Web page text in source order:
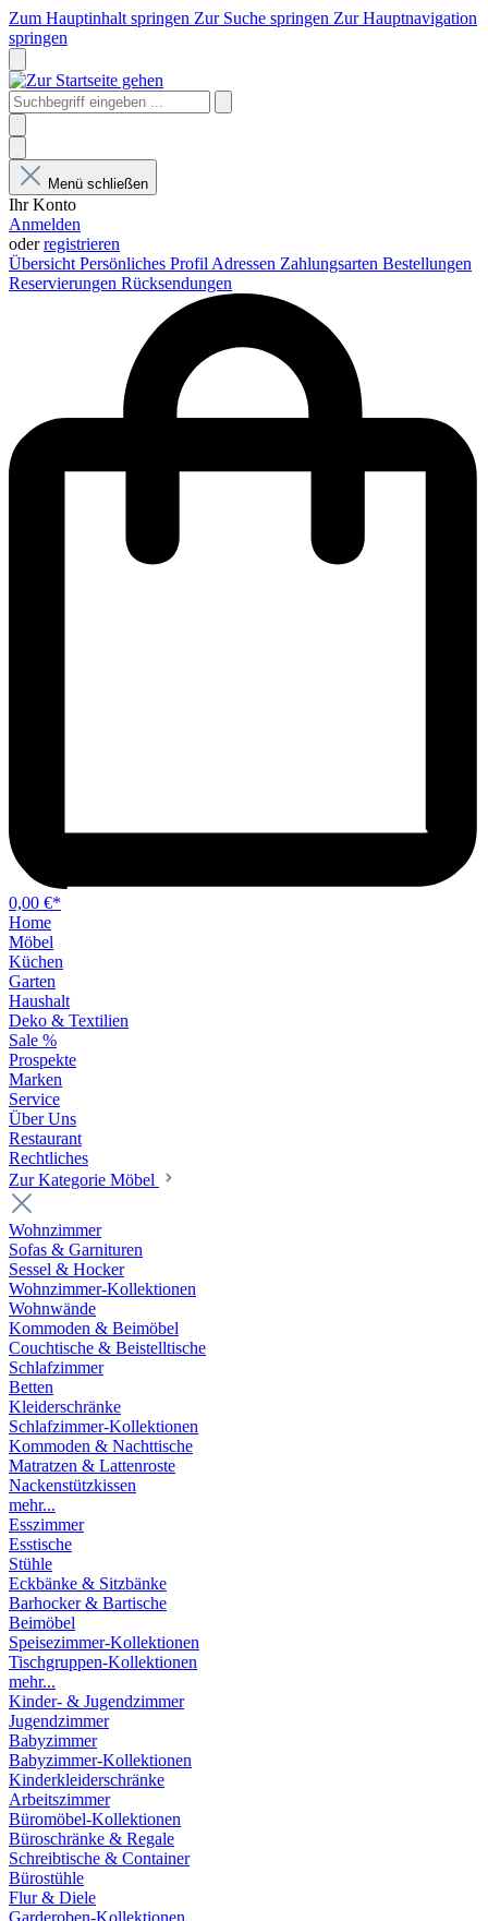
Zum Hauptinhalt springen Zur Suche springen Zur Hauptnavigation
springen
Menü schließen
Ihr Konto
Anmelden
oderregistrieren
Übersicht Persönliches Profil Adressen Zahlungsarten Bestellungen
Reservierungen Rücksendungen
0,00 €*
Home
Möbel
Küchen
Garten
Haushalt
Deko & Textilien
Sale %
Prospekte
Marken
Service
Über Uns
Restaurant
Rechtliches
Zur Kategorie Möbel
Wohnzimmer
Sofas & Garnituren
Sessel & Hocker
Wohnzimmer-Kollektionen
Wohnwände
Kommoden & Beimöbel
Couchtische & Beistelltische
Schlafzimmer
Betten
Kleiderschränke
Schlafzimmer-Kollektionen
Kommoden & Nachttische
Matratzen & Lattenroste
Nackenstützkissen
mehr...
Esszimmer
Esstische
Stühle
Eckbänke & Sitzbänke
Barhocker & Bartische
Beimöbel
Speisezimmer-Kollektionen
Tischgruppen-Kollektionen
mehr...
Kinder- & Jugendzimmer
Jugendzimmer
Babyzimmer
Babyzimmer-Kollektionen
Kinderkleiderschränke
Arbeitszimmer
Büromöbel-Kollektionen
Büroschränke & Regale
Schreibtische & Container
Bürostühle
Flur & Diele